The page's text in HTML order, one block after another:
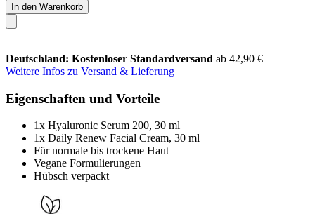
In den Warenkorb
Deutschland: Kostenloser Standardversand ab 42,90 €
Weitere Infos zu Versand & Lieferung
Eigenschaften und Vorteile
1x Hyaluronic Serum 200, 30 ml
1x Daily Renew Facial Cream, 30 ml
Für normale bis trockene Haut
Vegane Formulierungen
Hübsch verpackt